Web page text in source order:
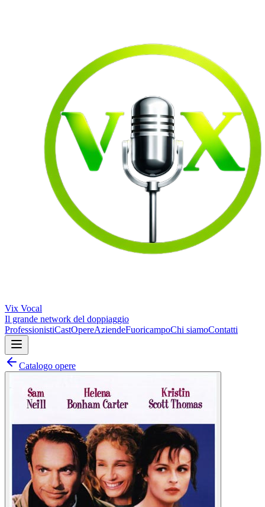
Vix Vocal
Il grande network del doppiaggio
ProfessionistiCastOpereAziendeFuoricampoChi siamoContatti
Catalogo opere